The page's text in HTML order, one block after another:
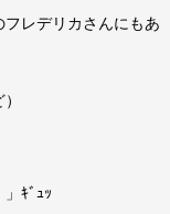
レデリカさんにもあ
ｷﾞｭｯ